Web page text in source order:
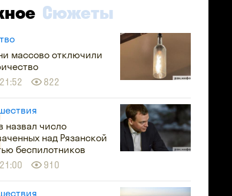
Сюжеты
массово отключили
822
назвал число
над Рязанской
беспилотников
910